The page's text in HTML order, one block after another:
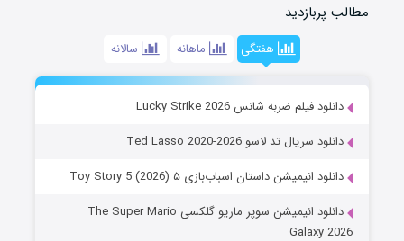
مطالب پربازدید
هفتگی ماهانه سالانه
دانلود فیلم ضربه شانس Lucky Strike 2026
دانلود سریال تد لاسو Ted Lasso 2020-2026
دانلود انیمیشن داستان اسباب‌بازی ۵ Toy Story 5 (2026)
دانلود انیمیشن سوپر ماریو گلکسی The Super Mario
Galaxy 2026